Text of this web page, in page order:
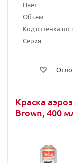
Цвет
Объем
Код оттенка
Серия
Краска
Brown, 400